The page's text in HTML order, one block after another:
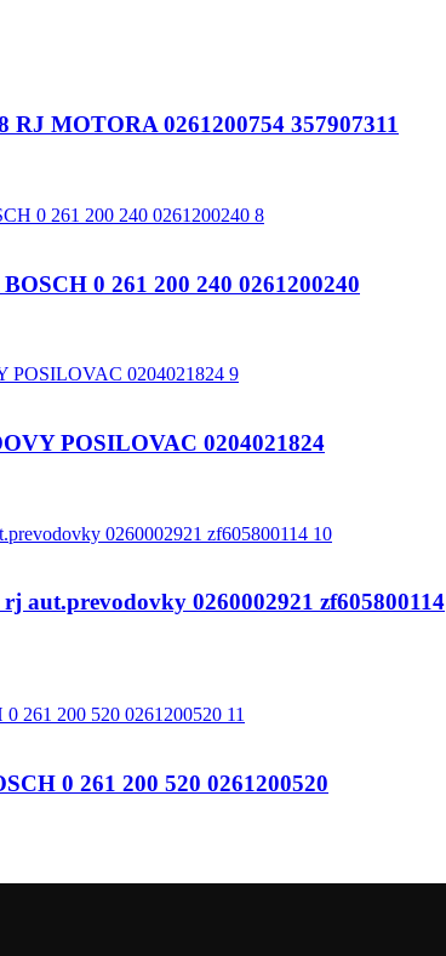
MOTORA 0261200754 357907311
0 261 200 240 0261200240
POSILOVAC 0204021824
aut.prevodovky 0260002921 zf605800114
0 261 200 520 0261200520